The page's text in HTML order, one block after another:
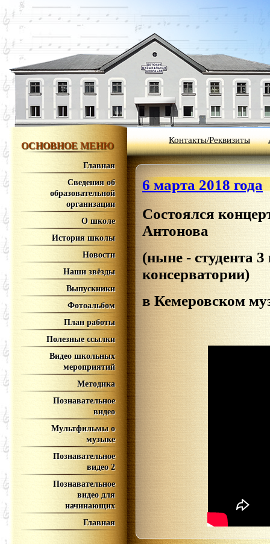
ОСНОВНОЕ МЕНЮ
Главная
Сведения об
образовательной
организации
О школе
История школы
Новости
Наши звёзды
Выпускники
Фотоальбом
План работы
Полезные ссылки
Видео школьных
мероприятий
Методика
Познавательное
видео
Мультфильмы о
музыке
Познавательное
видео 2
Познавательное
видео для
начинающих
Главная
Контакты/Реквизиты
6 марта 2018 года
Состоялся
Антонова
(ныне - студента
консерватории)
в Кемеровском